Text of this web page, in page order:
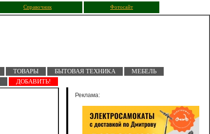
Справочник Фотосайт
ТОВАРЫ БЫТОВАЯ ТЕХНИКА
МЕБЕЛЬ
ДОБАВИТЬ!
Реклама: